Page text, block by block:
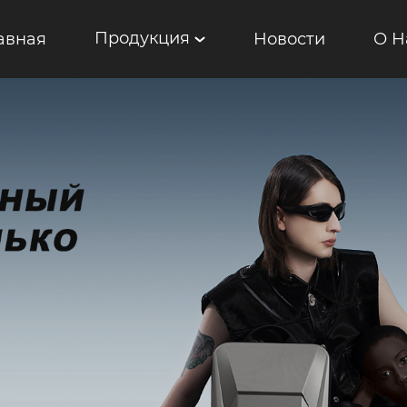
Продукция Новости О